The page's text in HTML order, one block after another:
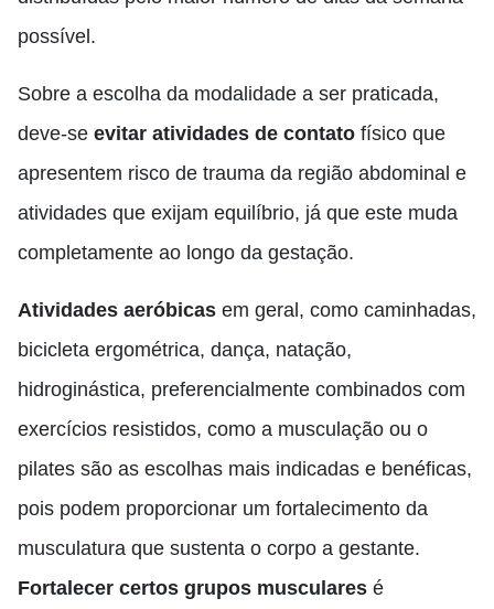
possível.
Sobre a escolha da modalidade a ser praticada,
deve-se evitar atividades de contato físico que
apresentem risco de trauma da região abdominal e
atividades que exijam equilíbrio, já que este muda
completamente ao longo da gestação.
Atividades aeróbicas em geral, como caminhadas,
bicicleta ergométrica, dança, natação,
hidroginástica, preferencialmente combinados com
exercícios resistidos, como a musculação ou o
pilates são as escolhas mais indicadas e benéficas,
pois podem proporcionar um fortalecimento da
musculatura que sustenta o corpo a gestante.
Fortalecer certos grupos musculares é